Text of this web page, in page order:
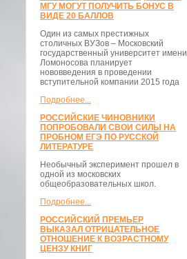
МГУ МОГУТ ПОЛУЧИТЬ БОНУС В
ВИДЕ 20 БАЛЛОВ
Один из самых престижных
столичных ВУЗов – Московский
государственный университет имени
Ломоносова планирует
нововведения в проведении
вступительной компании 2015 года
Подробнее...
РОССИЙСКИЕ ЧИНОВНИКИ
ПОПРОБОВАЛИ СВОИ СИЛЫ НА
ПРОБНОМ ЕГЭ ПО РУССКОЙ
ЛИТЕРАТУРЕ
Необычный эксперимент прошел в
одной из московских
общеобразовательных школ.
Подробнее...
РОССИЙСКИЙ ПРЕМЬЕР
ВЫКАЗАЛ ОТРИЦАТЕЛЬНОЕ
ОТНОШЕНИЕ К ВОЗРАСТНОМУ
ЦЕНЗУ КНИГ